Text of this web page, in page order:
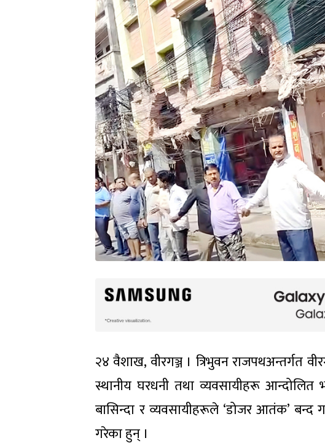
२४ वैशाख, वीरगञ्ज । त्रिभुवन राजपथअन्तर्गत
स्थानीय घरधनी तथा व्यवसायीहरू
बासिन्दा र व्यवसायीहरूले ‘डोजर आतंक’ बन्द
गरेका हुन् ।